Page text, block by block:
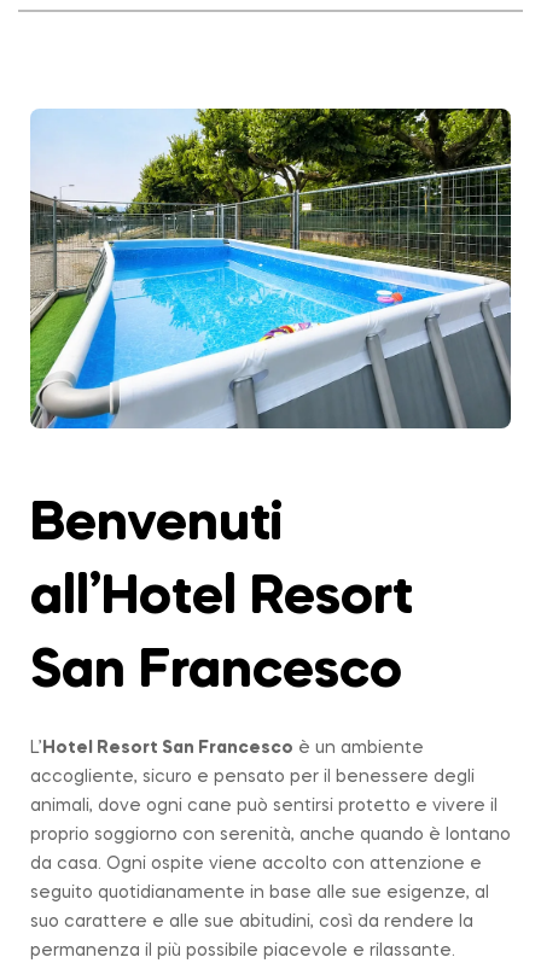
Benvenuti
all’Hotel Resort
San Francesco
L’ Hotel Resort San Francesco è un ambiente
accogliente, sicuro e pensato per il benessere degli
animali, dove ogni cane può sentirsi protetto e vivere il
proprio soggiorno con serenità, anche quando è lontano
da casa. Ogni ospite viene accolto con attenzione e
seguito quotidianamente in base alle sue esigenze, al
suo carattere e alle sue abitudini, così da rendere la
permanenza il più possibile piacevole e rilassante.